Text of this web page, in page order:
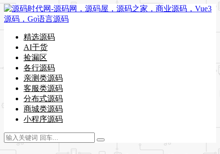
精选源码
AI干货
捡漏区
各行源码
亲测类源码
客服类源码
分布式源码
商城类源码
小程序源码